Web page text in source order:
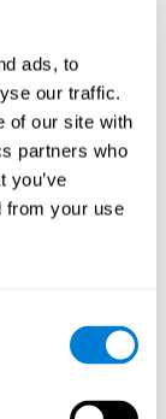
ads, to
our traffic.
of our site with
partners who
you’ve
from your use
для
эту
от
на запрос
и
данных.